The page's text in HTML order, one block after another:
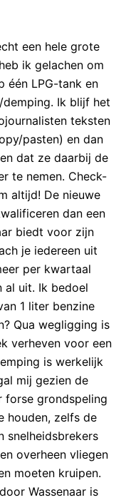
een hele grote
ik gelachen om
één LPG-tank en
Ik blijf het
teksten
pasten) en dan
dat ze daarbij de
te nemen. Check-
altijd! De nieuwe
dan een
biedt voor zijn
je iedereen uit
per kwartaal
al uit. Ik bedoel
1 liter benzine
Qua wegligging is
verheven voor een
is werkelijk
mij gezien de
forse grondspeling
houden, zelfs de
snelheidsbrekers
overheen vliegen
moeten kruipen.
Wassenaar is